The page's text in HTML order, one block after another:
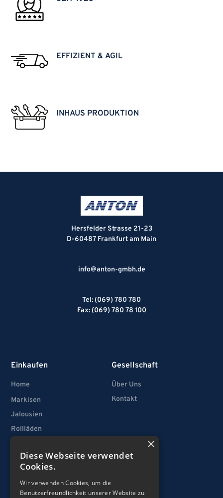
EFFIZIENT & AGIL
INHAUS PRODUKTION
Hersfelder Strasse 21-23
D-60487 Frankfurt am Main
info@anton-gmbh.de
Tel: (069) 780 780
Fax: (069) 780 78 100
Einkaufen
Home
Markisen
Jalousien
Rollläden
Fenster
Türen
Garagentore
Gesellschaft
Über Uns
Kontakt
×
Diese Webseite verwendet
Cookies.
Wir verwenden Cookies, um die
Benutzerfreundlichkeit unserer Website zu